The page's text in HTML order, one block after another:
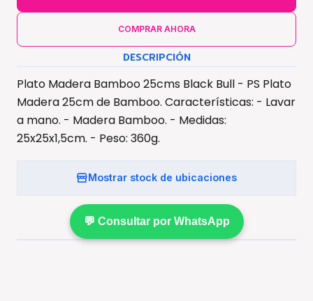
COMPRAR AHORA
DESCRIPCIÓN
Plato Madera Bamboo 25cms Black Bull - PS Plato
Madera 25cm de Bamboo. Características: - Lavar
a mano. - Madera Bamboo. - Medidas:
25x25x1,5cm. - Peso: 360g.
Mostrar stock de ubicaciones
💬 Consultar por WhatsApp